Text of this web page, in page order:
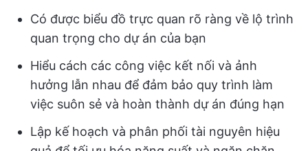
Có được biểu đồ trực quan rõ ràng về lộ trình
quan trọng cho dự án của bạn
Hiểu cách các công việc kết nối và ảnh
hưởng lẫn nhau để đảm bảo quy trình làm
việc suôn sẻ và hoàn thành dự án đúng hạn
Lập kế hoạch và phân phối tài nguyên hiệu